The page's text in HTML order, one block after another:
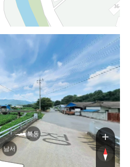
신정
신정
남서
북동